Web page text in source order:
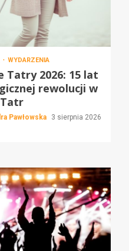
WYDARZENIA
Tatry 2026: 15 lat
rewolucji w
Pawłowska
3 sierpnia 2026